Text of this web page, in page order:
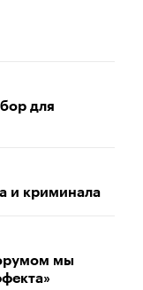
для
и криминала
мы